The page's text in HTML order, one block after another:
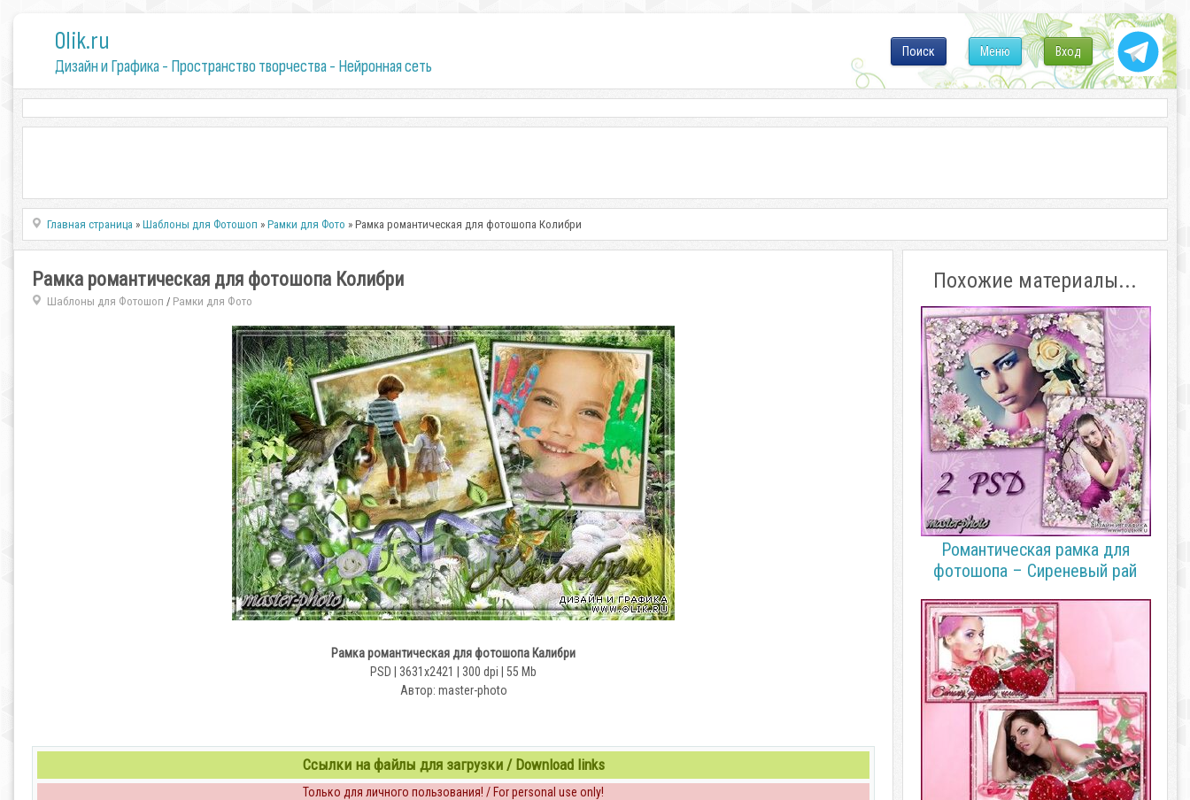
0lik.ru
Дизайн и Графика - Пространство творчества - Нейронная сеть
Вход
Меню
Поиск
Главная страница »Шаблоны для Фотошоп »Рамки для Фото » Рамка романтическая для фотошопа Колибри
Рамка романтическая для фотошопа Колибри
Шаблоны для Фотошоп / Рамки для Фото
Рамка романтическая для фотошопа Калибри
PSD | 3631x2421 | 300 dpi | 55 Mb
Автор: master-photo
Ссылки на файлы для загрузки / Download links
Только для личного пользования! / For personal use only!
Похожие материалы...
Романтическая рамка для
фотошопа – Сиреневый рай